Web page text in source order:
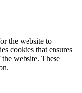
the website to
cookies that ensures
website. These